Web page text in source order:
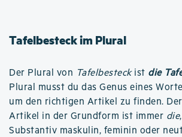
Tafelbesteck im Plural
Der Plural von Tafelbesteckist die
Plural musst du das Genus eines
um den richtigen Artikel zu finden.
Artikel in der Grundform ist immer die
Substantiv maskulin, feminin oder